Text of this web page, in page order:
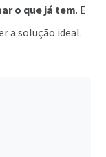
o que já tem. E
a solução ideal.